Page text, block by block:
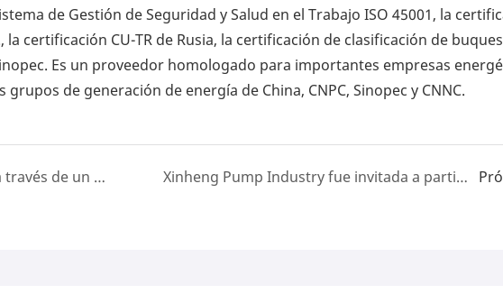
de Gestión de Seguridad y Salud en el Trabajo ISO 45001, la
la certificación CU-TR de Rusia, la certificación de clasificación de buques
Es un proveedor homologado para importantes empresas
de generación de energía de China, CNPC, Sinopec y CNNC.
Nuestro compromiso: su éxito a través de un soporte posventa inquebrantable Xinheng Pump Industry fue invitada a participar en la Cumbre Internacional de Inversiones de los EAU - Reunión de búsqueda de socios para inversiones industriales en China (Guangdong), con el fin de explorar nuevas oportunidades para la cooperación industrial entre China y los EAU.